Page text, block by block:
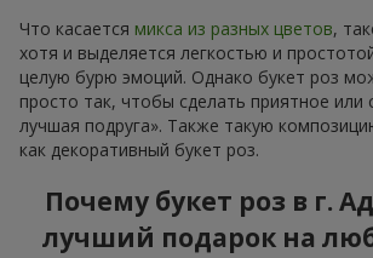
Что касается микса из разных цветов,
хотя и выделяется легкостью и
целую бурю эмоций. Однако букет роз
просто так, чтобы сделать приятное или
лучшая подруга». Также такую
как декоративный букет роз.
Почему букет роз в г.
лучший подарок на